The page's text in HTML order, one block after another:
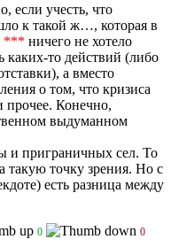
если учесть, что
к такой ж…, которая в
*** ничего не хотело
каких-то действий (либо
а вместо
о том, что кризиса
прочее. Конечно,
выдуманном
и приграничных сел. То
такую точку зрения. Но с
есть разница между
0 0